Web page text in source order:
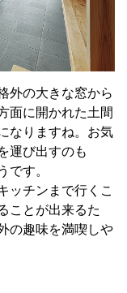
外の大きな窓から
面に開かれた土間
なりますね。お気
運び出すのも
です。
ッチンまで行くこ
ことが出来るた
の趣味を満喫しや